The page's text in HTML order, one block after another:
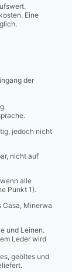
Eine
der
jedoch nicht
nicht auf
alle
Punkt 1).
Casa, Minerwa
und Leinen.
Leder wird
geöltes und